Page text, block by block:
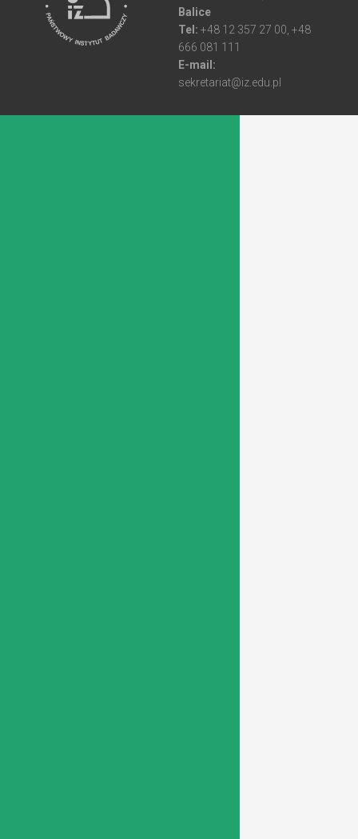
Balice
Tel: +48 12 357 27 00, +48
666 081 111
E-mail:
sekretariat@iz.edu.pl